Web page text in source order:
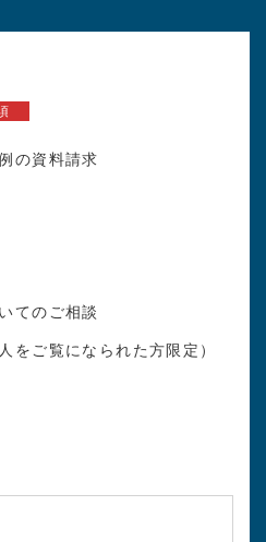
の資料請求
てのご相談
をご覧になられた方限定）